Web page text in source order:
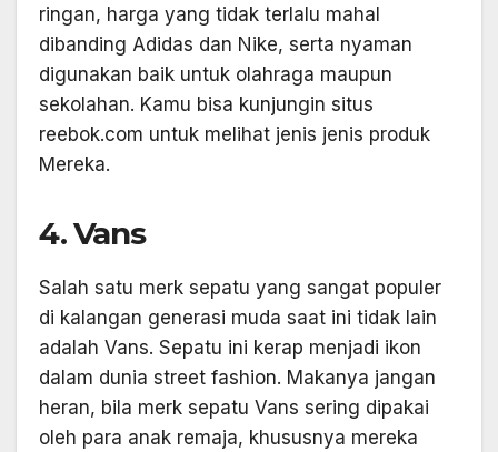
ringan, harga yang tidak terlalu mahal
dibanding Adidas dan Nike, serta nyaman
digunakan baik untuk olahraga maupun
sekolahan. Kamu bisa kunjungin situs
reebok.com untuk melihat jenis jenis produk
Mereka.
4. Vans
Salah satu merk sepatu yang sangat populer
di kalangan generasi muda saat ini tidak lain
adalah Vans. Sepatu ini kerap menjadi ikon
dalam dunia street fashion. Makanya jangan
heran, bila merk sepatu Vans sering dipakai
oleh para anak remaja, khususnya mereka